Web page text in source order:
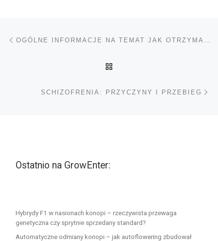
Nawigacja wpisu
SCHIZOFRENIA: PRZYCZYNY I PRZEBIEG
Ostatnio na GrowEnter:
Hybrydy F1 w nasionach konopi – rzeczywista przewaga
genetyczna czy sprytnie sprzedany standard?
Automatyczne odmiany konopi – jak autoflowering zbudował